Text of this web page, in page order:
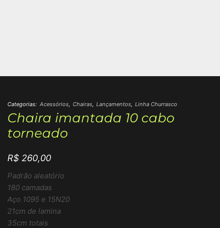
Categorias: Acessórios, Chairas, Lançamentos, Linha Churrasco
Chaira imantada 10 cabo
torneado
R$ 260,00
Padrão aleatório
180 camadas
Aço 1095 e 15N20
21cm de lamina
35cm totais